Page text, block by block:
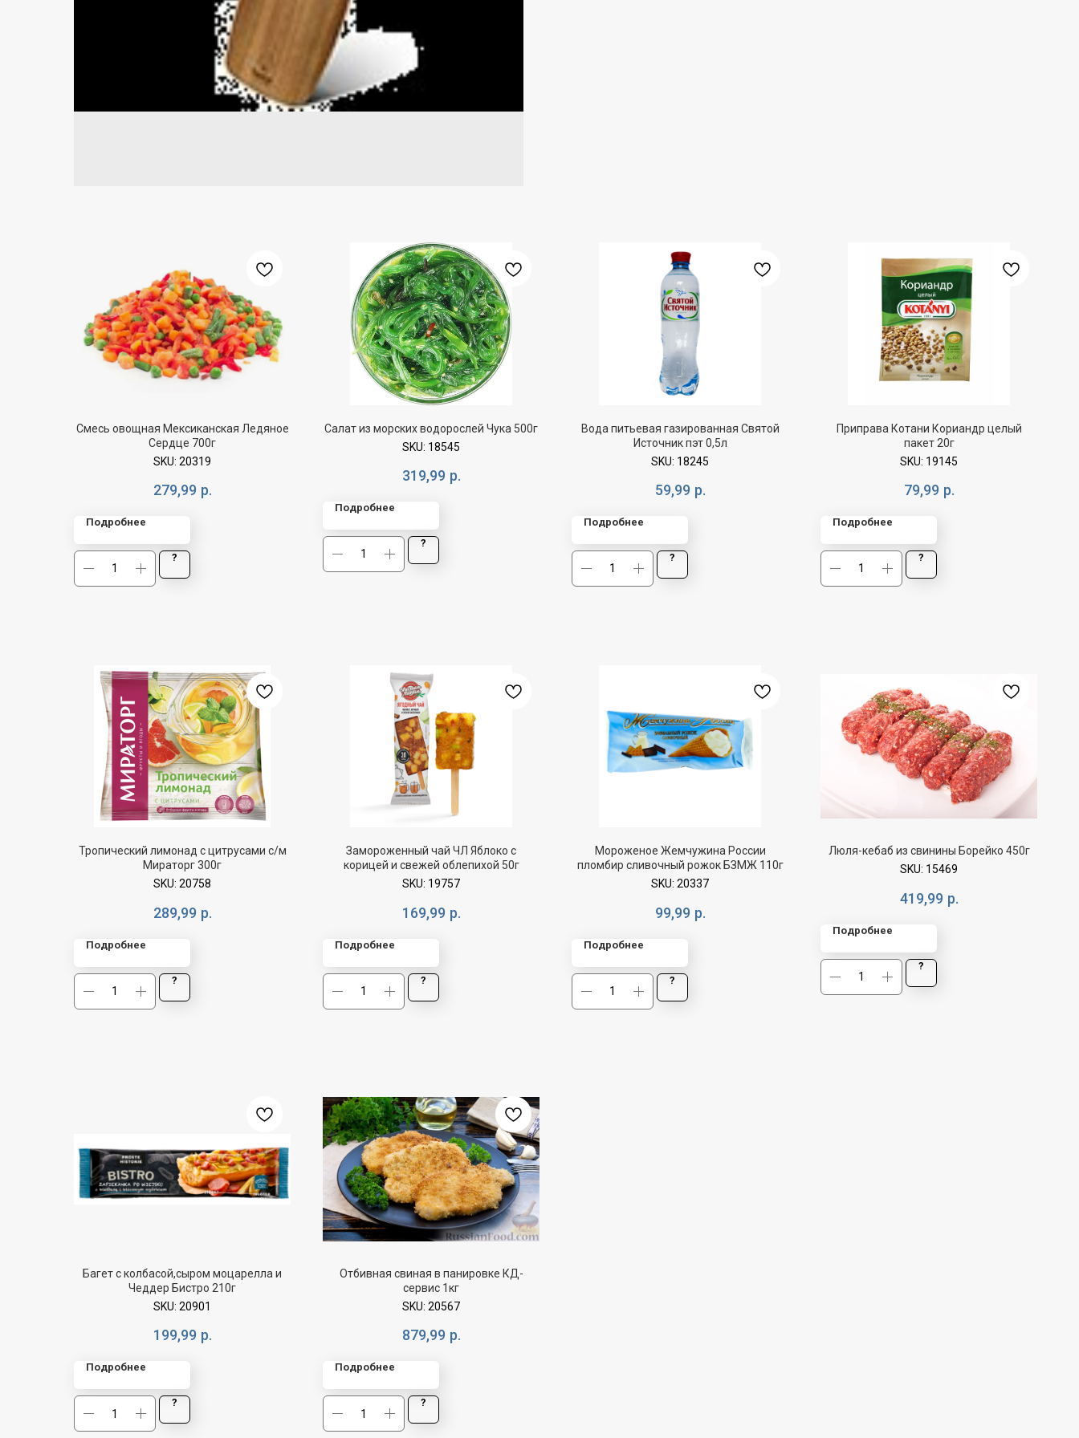
Смесь овощная Мексиканская Ледяное
Сердце 700г
SKU: 20319
279,99 р.
Подробнее
?
Салат из морских водорослей Чука 500г
SKU: 18545
319,99 р.
Подробнее
?
Вода питьевая газированная Святой
Источник пэт 0,5л
SKU: 18245
59,99 р.
Подробнее
?
Приправа Котани Кориандр целый
пакет 20г
SKU: 19145
79,99 р.
Подробнее
?
Тропический лимонад с цитрусами с/м
Мираторг 300г
SKU: 20758
289,99 р.
Подробнее
?
Замороженный чай ЧЛ Яблоко с
корицей и свежей облепихой 50г
SKU: 19757
169,99 р.
Подробнее
?
Мороженое Жемчужина России
пломбир сливочный рожок БЗМЖ 110г
SKU: 20337
99,99 р.
Подробнее
?
Люля-кебаб из свинины Борейко 450г
SKU: 15469
419,99 р.
Подробнее
?
Багет с колбасой,сыром моцарелла и
Чеддер Бистро 210г
SKU: 20901
199,99 р.
Подробнее
?
Отбивная свиная в панировке КД-
сервис 1кг
SKU: 20567
879,99 р.
Подробнее
?